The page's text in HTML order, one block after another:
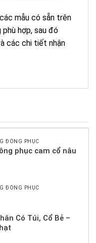
mẫu có sẵn trên
hợp, sau đó
các chi tiết nhận
ĐỒNG PHỤC
phục cam cổ nâu
ĐỒNG PHỤC
Có Túi, Cổ Bẻ –